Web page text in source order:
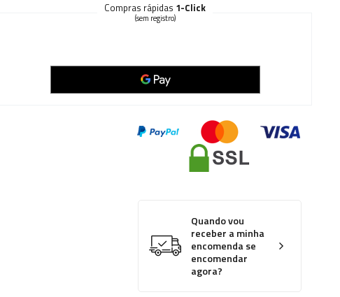
Compras rápidas 1-Click
(sem registro)
Quando vou
receber a minha
encomenda se
encomendar
agora?